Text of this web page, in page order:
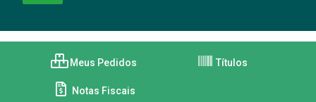
Meus Pedidos Títulos
Notas Fiscais